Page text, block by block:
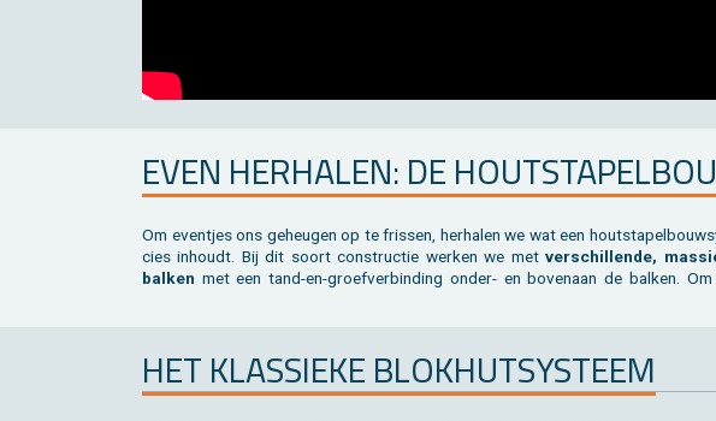
EVEN HER­HA­LEN: DE
Om even­tjes ons ge­heu­gen op te fris­sen, her­ha­len we wat een
cies in­houdt. Bij dit soort con­struc­tie wer­ken we met ver­schil­len­de,
bal­ken met een tand-en-groef­ver­bin­ding onder- en bo­ven­aan de bal­ken.
HET KLAS­SIE­KE BLOK­HUT­SYS­TEEM